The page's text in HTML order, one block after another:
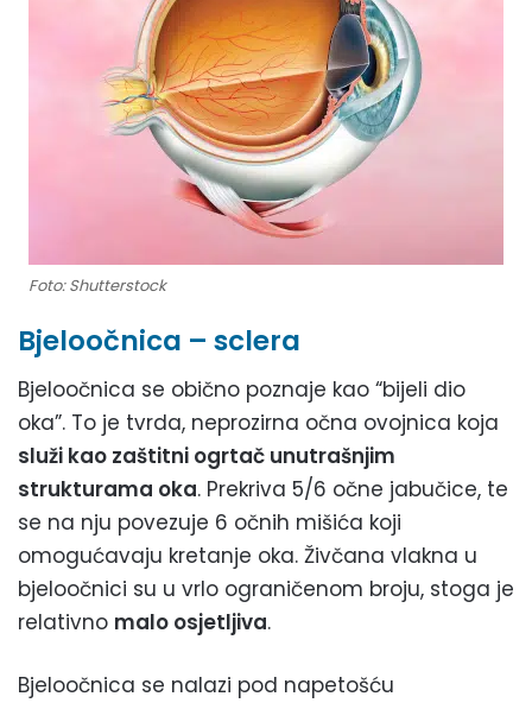
Foto: Shutterstock
Bjeloočnica – sclera
Bjeloočnica se obično poznaje kao “bijeli dio
oka”. To je tvrda, neprozirna očna ovojnica koja
služi kao zaštitni ogrtač unutrašnjim
strukturama oka. Prekriva 5/6 očne jabučice, te
se na nju povezuje 6 očnih mišića koji
omogućavaju kretanje oka. Živčana vlakna u
bjeloočnici su u vrlo ograničenom broju, stoga je
relativno malo osjetljiva.
Bjeloočnica se nalazi pod napetošću